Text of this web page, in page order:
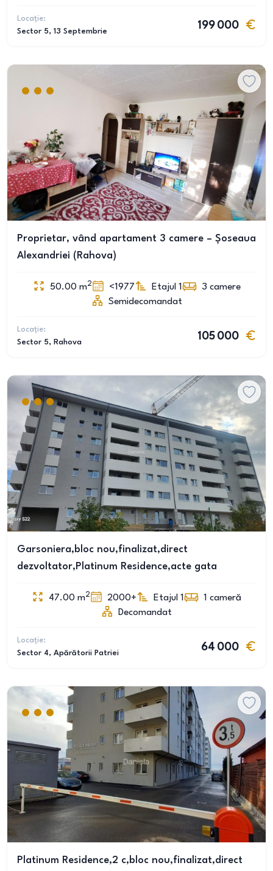
Locație:
Sector 5, 13 Septembrie
199 000
Proprietar, vând apartament 3 camere – Șoseaua
Alexandriei (Rahova)
50.00 m2 <1977 Etajul 1 3 camere
Semidecomandat
Locație:
Sector 5, Rahova
105 000
Garsoniera,bloc nou,finalizat,direct
dezvoltator,Platinum Residence,acte gata
47.00 m2 2000+ Etajul 1 1 cameră
Decomandat
Locație:
Sector 4, Apărătorii Patriei
64 000
Platinum Residence,2 c,bloc nou,finalizat,direct